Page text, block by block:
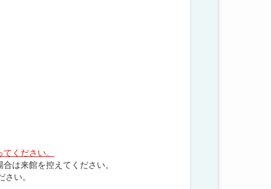
ください。
は来館を控えてください。
い。